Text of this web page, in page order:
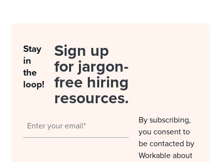
Stay
in
the
loop!
Sign up
for jargon-
free hiring
resources.
By subscribing,
you consent to
be contacted by
Workable about